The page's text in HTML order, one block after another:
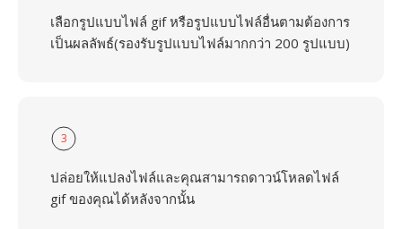
เลือกรูปแบบไฟล์ gif หรือรูปแบบไฟล์อื่นตามต้องการ
เป็นผลลัพธ์(รองรับรูปแบบไฟล์มากกว่า 200 รูปแบบ)
3
ปล่อยให้แปลงไฟล์และคุณสามารถดาวน์โหลดไฟล์
gif ของคุณได้หลังจากนั้น